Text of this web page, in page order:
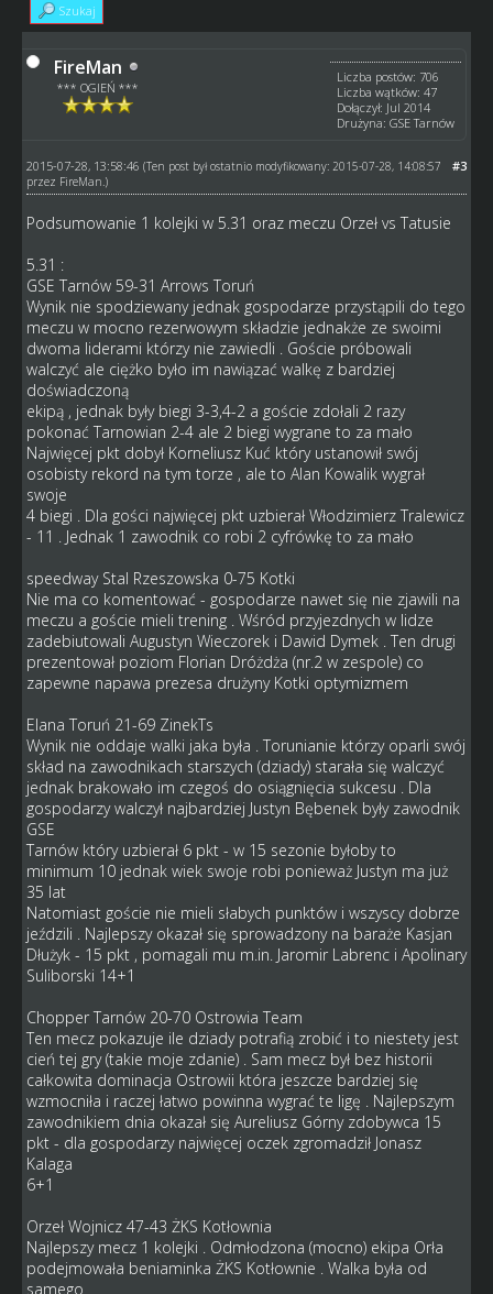
Szukaj
FireMan
*** OGIEŃ ***
Liczba postów: 706
Liczba wątków: 47
Dołączył: Jul 2014
Drużyna: GSE Tarnów
#3
2015-07-28, 13:58:46 (Ten post był ostatnio modyfikowany: 2015-07-28, 14:08:57
przez FireMan .)
Podsumowanie 1 kolejki w 5.31 oraz meczu Orzeł vs Tatusie
5.31 :
GSE Tarnów 59-31 Arrows Toruń
Wynik nie spodziewany jednak gospodarze przystąpili do tego
meczu w mocno rezerwowym składzie jednakże ze swoimi
dwoma liderami którzy nie zawiedli . Goście próbowali
walczyć ale ciężko było im nawiązać walkę z bardziej
doświadczoną
ekipą , jednak były biegi 3-3,4-2 a goście zdołali 2 razy
pokonać Tarnowian 2-4 ale 2 biegi wygrane to za mało
Najwięcej pkt dobył Korneliusz Kuć który ustanowił swój
osobisty rekord na tym torze , ale to Alan Kowalik wygrał
swoje
4 biegi . Dla gości najwięcej pkt uzbierał Włodzimierz Tralewicz
- 11 . Jednak 1 zawodnik co robi 2 cyfrówkę to za mało
speedway Stal Rzeszowska 0-75 Kotki
Nie ma co komentować - gospodarze nawet się nie zjawili na
meczu a goście mieli trening . Wśród przyjezdnych w lidze
zadebiutowali Augustyn Wieczorek i Dawid Dymek . Ten drugi
prezentował poziom Florian Dróżdża (nr.2 w zespole) co
zapewne napawa prezesa drużyny Kotki optymizmem
Elana Toruń 21-69 ZinekTs
Wynik nie oddaje walki jaka była . Torunianie którzy oparli swój
skład na zawodnikach starszych (dziady) starała się walczyć
jednak brakowało im czegoś do osiągnięcia sukcesu . Dla
gospodarzy walczył najbardziej Justyn Bębenek były zawodnik
GSE
Tarnów który uzbierał 6 pkt - w 15 sezonie byłoby to
minimum 10 jednak wiek swoje robi ponieważ Justyn ma już
35 lat
Natomiast goście nie mieli słabych punktów i wszyscy dobrze
jeździli . Najlepszy okazał się sprowadzony na baraże Kasjan
Dłużyk - 15 pkt , pomagali mu m.in. Jaromir Labrenc i Apolinary
Suliborski 14+1
Chopper Tarnów 20-70 Ostrowia Team
Ten mecz pokazuje ile dziady potrafią zrobić i to niestety jest
cień tej gry (takie moje zdanie) . Sam mecz był bez historii
całkowita dominacja Ostrowii która jeszcze bardziej się
wzmocniła i raczej łatwo powinna wygrać te ligę . Najlepszym
zawodnikiem dnia okazał się Aureliusz Górny zdobywca 15
pkt - dla gospodarzy najwięcej oczek zgromadził Jonasz
Kalaga
6+1
Orzeł Wojnicz 47-43 ŻKS Kotłownia
Najlepszy mecz 1 kolejki . Odmłodzona (mocno) ekipa Orła
podejmowała beniaminka ŻKS Kotłownie . Walka była od
samego